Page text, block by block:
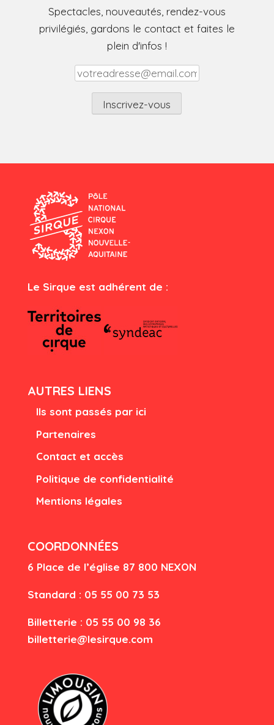
Spectacles, nouveautés, rendez-vous
privilégiés, gardons le contact et faites le
plein d'infos !
Le Sirque est adhérent de :
AUTRES LIENS
Ils sont passés par ici
Partenaires
Contact et accès
Politique de confidentialité
Mentions légales
COORDONNÉES
6 Place de l’église 87 800 NEXON
Standard : 05 55 00 73 53
Billetterie : 05 55 00 98 36
billetterie@lesirque.com